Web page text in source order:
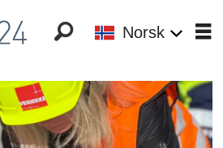
Norsk